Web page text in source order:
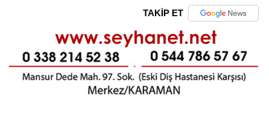
TAKİP ET